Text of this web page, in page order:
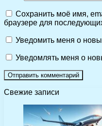
Сохранить моё имя,
браузере для
Уведомить меня о
Уведомлять меня о
Свежие записи